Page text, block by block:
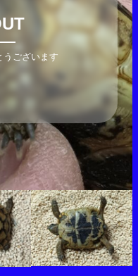
うございます